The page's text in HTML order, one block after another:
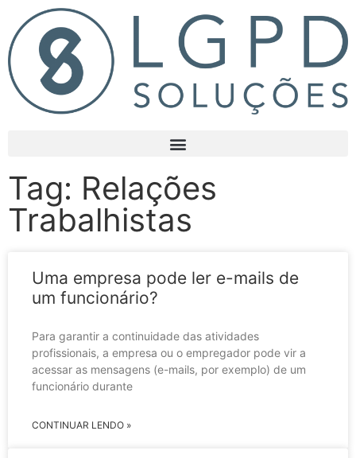
Tag: Relações
Trabalhistas
Uma empresa pode ler e-mails de
um funcionário?
Para garantir a continuidade das atividades
profissionais, a empresa ou o empregador pode vir a
acessar as mensagens (e-mails, por exemplo) de um
funcionário durante
CONTINUAR LENDO »